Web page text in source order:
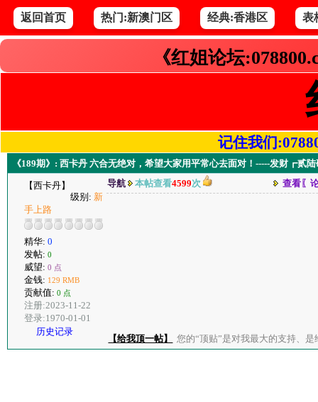
返回首页 热门:新澳门区 经典:香港区 表
《红姐论坛
记住我们
《189期》: 西卡丹 六合无绝对，希望大家用平常心去面对！-----发财┏贰
【西卡丹】
级别: 新
手上路
精华: 0
发帖: 0
威望: 0 点
金钱: 129 RMB
贡献值: 0 点
注册:2023-11-22
登录:1970-01-01
历史记录
导航 本帖查看4599次 查看〖
【给我顶一帖】 您的“顶贴”是对我最大的支持、